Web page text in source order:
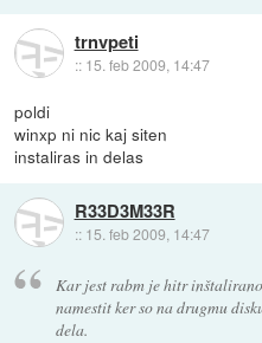
trnvpeti
:: 15. feb 2009, 14:47
poldi
winxp ni nic kaj siten
instaliras in delas
R33D3M33R
:: 15. feb 2009, 14:47
Kar jest rabm je hitr
namestit ker so na drugmu
dela.